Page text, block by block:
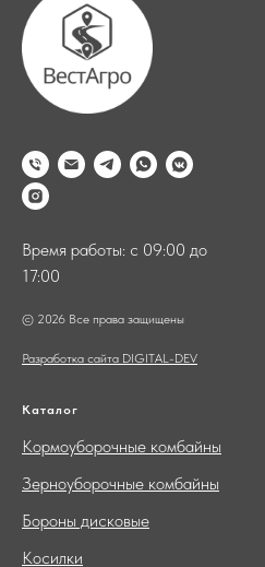
Время работы: с 09:00 до
17:00
© 2026 Все права защищены
Разработка сайта DIGITAL-DEV
Каталог
Кормоуборочные комбайны
Зерноуборочные комбайны
Бороны дисковые
Косилки